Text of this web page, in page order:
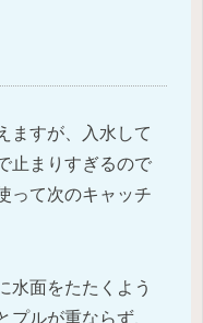
ますが、入水して
止まりすぎるので
って次のキャッチ
水面をたたくよう
プルが重ならず、